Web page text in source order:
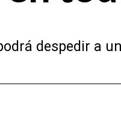
despedir a